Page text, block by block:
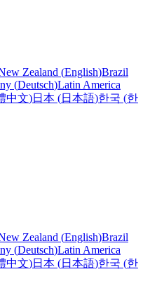
Zealand (English)Brazil
(Deutsch)Latin America
中文)日本 (日本語)한국 (한
Zealand (English)Brazil
(Deutsch)Latin America
中文)日本 (日本語)한국 (한